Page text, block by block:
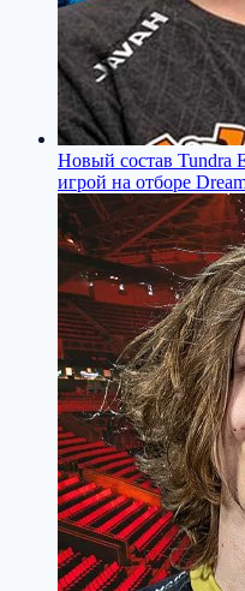
Новый состав Tundra
игрой на отборе